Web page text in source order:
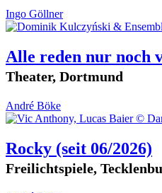
Ingo Göllner
Alle reden nur noch
Theater, Dortmund
André Böke
Rocky (seit 06/2026)
Freilichtspiele,